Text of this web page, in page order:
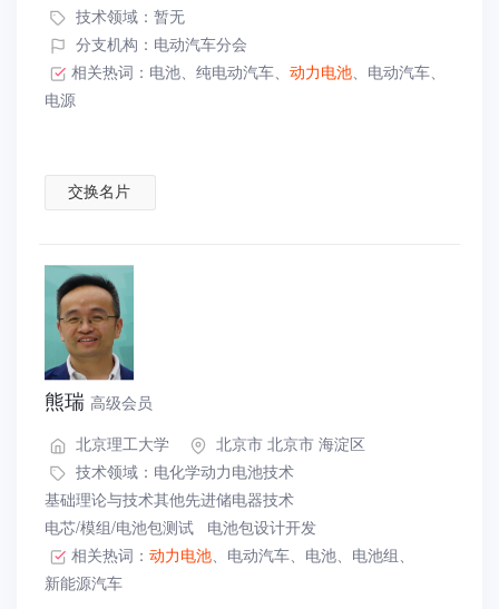
技术领域：暂无
分支机构：电动汽车分会
相关热词： 电池、 纯电动汽车、 动力电池、 电动汽车、
电源
交换名片
熊瑞 高级会员
北京理工大学
北京市 北京市 海淀区
技术领域： 电化学动力电池技术
基础理论与技术其他先进储电器技术
电芯/模组/电池包测试
电池包设计开发
相关热词： 动力电池、 电动汽车、 电池、 电池组 、
新能源汽车